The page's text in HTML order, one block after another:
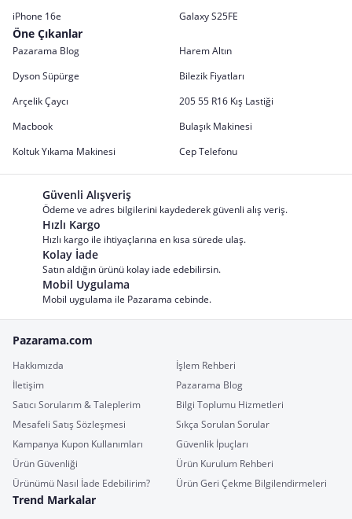
iPhone 16e
Galaxy S25FE
Öne Çıkanlar
Pazarama Blog
Harem Altın
Dyson Süpürge
Bilezik Fiyatları
Arçelik Çaycı
205 55 R16 Kış Lastiği
Macbook
Bulaşık Makinesi
Koltuk Yıkama Makinesi
Cep Telefonu
Güvenli Alışveriş
Ödeme ve adres bilgilerini kaydederek güvenli alış veriş.
Hızlı Kargo
Hızlı kargo ile ihtiyaçlarına en kısa sürede ulaş.
Kolay İade
Satın aldığın ürünü kolay iade edebilirsin.
Mobil Uygulama
Mobil uygulama ile Pazarama cebinde.
Pazarama.com
Hakkımızda
İşlem Rehberi
İletişim
Pazarama Blog
Satıcı Sorularım & Taleplerim
Bilgi Toplumu Hizmetleri
Mesafeli Satış Sözleşmesi
Sıkça Sorulan Sorular
Kampanya Kupon Kullanımları
Güvenlik İpuçları
Ürün Güvenliği
Ürün Kurulum Rehberi
Ürünümü Nasıl İade Edebilirim?
Ürün Geri Çekme Bilgilendirmeleri
Trend Markalar